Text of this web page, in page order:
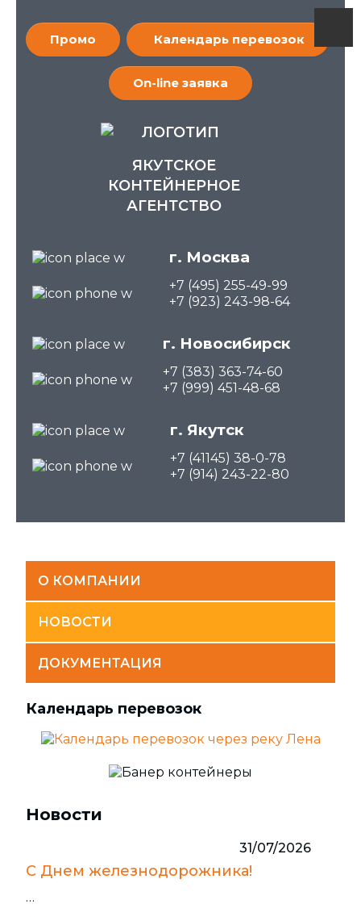
Промо Календарь перевозок
On-line заявка
ЯКУТСКОЕ
КОНТЕЙНЕРНОЕ
АГЕНТСТВО
г. Москва
+7 (495) 255-49-99
+7 (923) 243-98-64
г. Новосибирск
+7 (383) 363-74-60
+7 (999) 451-48-68
г. Якутск
+7 (41145) 38-0-78
+7 (914) 243-22-80
О КОМПАНИИ
НОВОСТИ
ДОКУМЕНТАЦИЯ
Календарь перевозок
Новости
31/07/2026
С Днем железнодорожника!
…